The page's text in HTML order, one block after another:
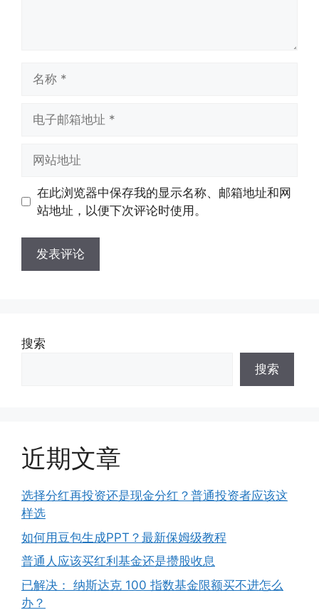
址
址
在此浏览器中保存我的显示名称、邮箱地址和网
站地址，以便下次评论时使用。
搜索
搜索
近期文章
选择分红再投资还是现金分红？普通投资者应该这
样选
如何用豆包生成PPT？最新保姆级教程
普通人应该买红利基金还是攒股收息
已解决： 纳斯达克 100 指数基金限额买不进怎么
办？